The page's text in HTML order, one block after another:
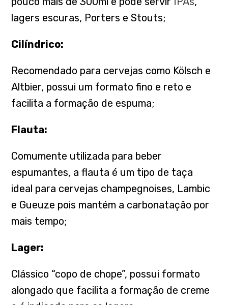
lagers escuras, Porters e Stouts;
Cilíndrico:
Recomendado para cervejas como Kölsch e
Altbier, possui um formato fino e reto e
facilita a formação de espuma;
Flauta:
Comumente utilizada para beber
espumantes, a flauta é um tipo de taça
ideal para cervejas champegnoises, Lambic
e Gueuze pois mantém a carbonatação por
mais tempo;
Lager:
Clássico “copo de chope”, possui formato
alongado que facilita a formação de creme